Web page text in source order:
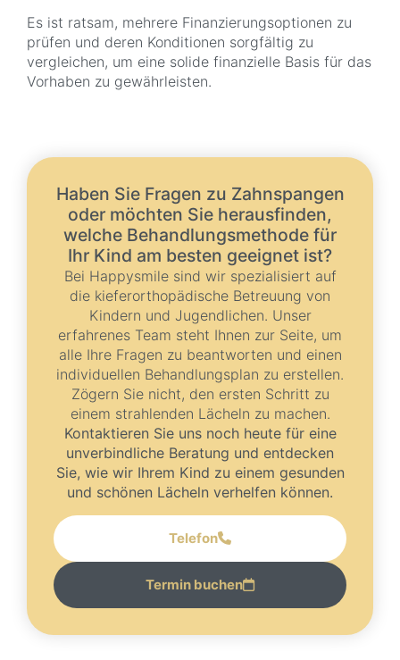
Es ist ratsam, mehrere Finanzierungsoptionen zu
prüfen und deren Konditionen sorgfältig zu
vergleichen, um eine solide finanzielle Basis für das
Vorhaben zu gewährleisten.
Haben Sie Fragen zu Zahnspangen
oder möchten Sie herausfinden,
welche Behandlungsmethode für
Ihr Kind am besten geeignet ist?
Bei Happysmile sind wir spezialisiert auf
die kieferorthopädische Betreuung von
Kindern und Jugendlichen. Unser
erfahrenes Team steht Ihnen zur Seite, um
alle Ihre Fragen zu beantworten und einen
individuellen Behandlungsplan zu erstellen.
Zögern Sie nicht, den ersten Schritt zu
einem strahlenden Lächeln zu machen.
Kontaktieren Sie uns noch heute für eine
unverbindliche Beratung und entdecken
Sie, wie wir Ihrem Kind zu einem gesunden
und schönen Lächeln verhelfen können.
Telefon
Termin buchen